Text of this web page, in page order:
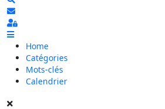
S'abonner au blog
Sign In
Home
Catégories
Mots-clés
Calendrier